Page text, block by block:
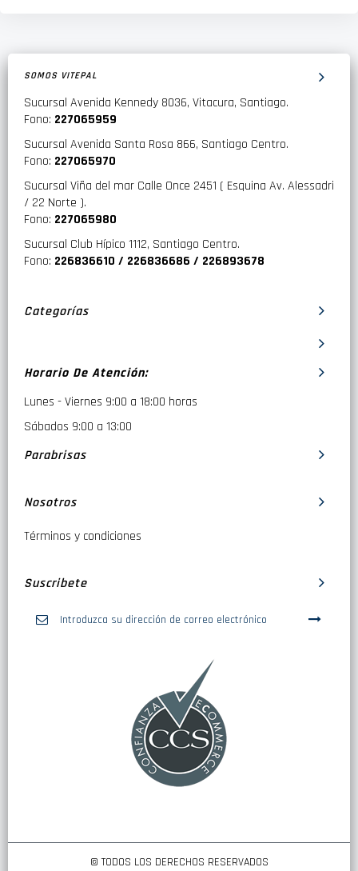
SOMOS VITEPAL
Sucursal Avenida Kennedy 8036, Vitacura, Santiago.
Fono: 227065959
Sucursal Avenida Santa Rosa 866, Santiago Centro.
Fono: 227065970
Sucursal Viña del mar Calle Once 2451 ( Esquina Av. Alessadri
/ 22 Norte ).
Fono: 227065980
Sucursal Club Hípico 1112, Santiago Centro.
Fono: 226836610 / 226836686 / 226893678
Categorías
Horario De Atención:
Lunes - Viernes 9:00 a 18:00 horas
Sábados 9:00 a 13:00
Parabrisas
Nosotros
Términos y condiciones
Suscribete
© TODOS LOS DERECHOS RESERVADOS